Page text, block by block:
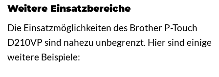
Weitere Einsatzbereiche
Die Einsatzmöglichkeiten des Brother P-Touch
D210VP sind nahezu unbegrenzt. Hier sind einige
weitere Beispiele: